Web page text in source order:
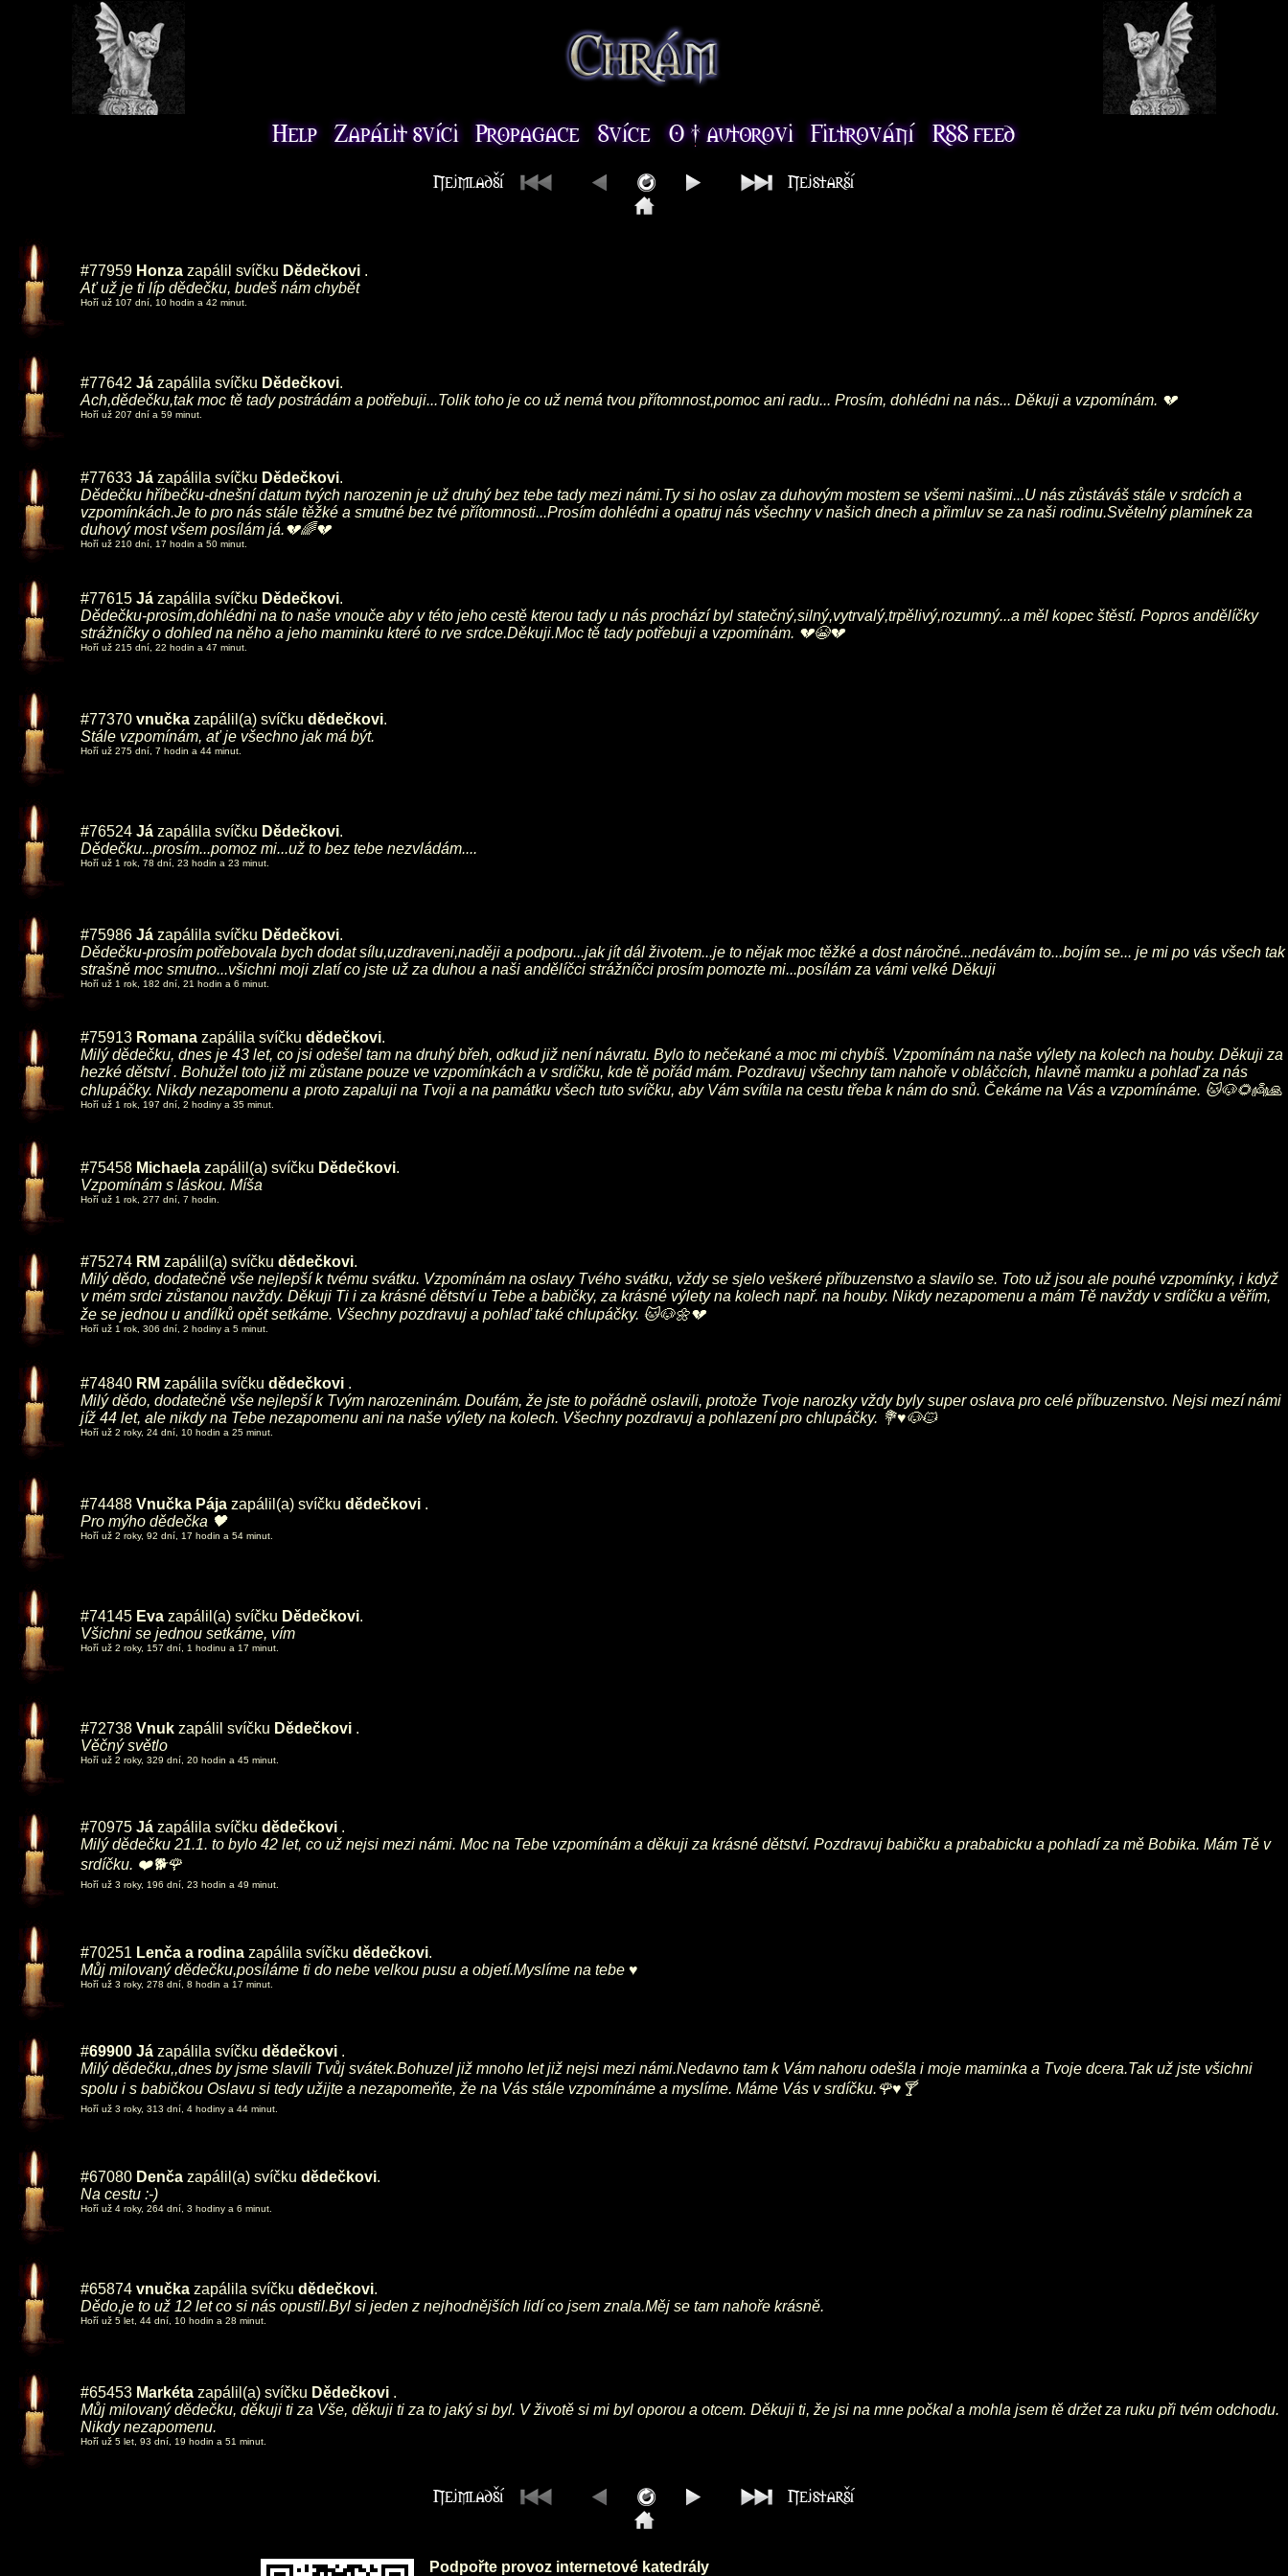
#77959 Honza zapálil svíčku Dědečkovi .
Ať už je ti líp dědečku, budeš nám chybět
Hoří už 107 dní, 10 hodin a 42 minut.
#77642 Já zapálila svíčku Dědečkovi.
Ach,dědečku,tak moc tě tady postrádám a potřebuji...Tolik toho je co už nemá tvou přítomnost,pomoc ani radu... Prosím, dohlédni na nás... Děkuji a vzpomínám. 💔
Hoří už 207 dní a 59 minut.
#77633 Já zapálila svíčku Dědečkovi.
Dědečku hříbečku-dnešní datum tvých narozenin je už druhý bez tebe tady mezi námi.Ty si ho oslav za duhovým mostem se všemi našimi...U nás zůstáváš stále v srdcích a
vzpomínkách.Je to pro nás stále těžké a smutné bez tvé přítomnosti...Prosím dohlédni a opatruj nás všechny v našich dnech a přimluv se za naši rodinu.Světelný plamínek za
duhový most všem posílám já.💔🌈💔
Hoří už 210 dní, 17 hodin a 50 minut.
#77615 Já zapálila svíčku Dědečkovi.
Dědečku-prosím,dohlédni na to naše vnouče aby v této jeho cestě kterou tady u nás prochází byl statečný,silný,vytrvalý,trpělivý,rozumný...a měl kopec štěstí. Popros andělíčky
strážníčky o dohled na něho a jeho maminku které to rve srdce.Děkuji.Moc tě tady potřebuji a vzpomínám. 💔😭💔
Hoří už 215 dní, 22 hodin a 47 minut.
#77370 vnučka zapálil(a) svíčku dědečkovi.
Stále vzpomínám, ať je všechno jak má být.
Hoří už 275 dní, 7 hodin a 44 minut.
#76524 Já zapálila svíčku Dědečkovi.
Dědečku...prosím...pomoz mi...už to bez tebe nezvládám....
Hoří už 1 rok, 78 dní, 23 hodin a 23 minut.
#75986 Já zapálila svíčku Dědečkovi.
Dědečku-prosím potřebovala bych dodat sílu,uzdraveni,naději a podporu...jak jít dál životem...je to nějak moc těžké a dost náročné...nedávám to...bojím se... je mi po vás všech tak
strašně moc smutno...všichni moji zlatí co jste už za duhou a naši andělíčci strážníčci prosím pomozte mi...posílám za vámi velké Děkuji
Hoří už 1 rok, 182 dní, 21 hodin a 6 minut.
#75913 Romana zapálila svíčku dědečkovi.
Milý dědečku, dnes je 43 let, co jsi odešel tam na druhý břeh, odkud již není návratu. Bylo to nečekané a moc mi chybíš. Vzpomínám na naše výlety na kolech na houby. Děkuji za
hezké dětství . Bohužel toto již mi zůstane pouze ve vzpomínkách a v srdíčku, kde tě pořád mám. Pozdravuj všechny tam nahoře v obláčcích, hlavně mamku a pohlaď za nás
chlupáčky. Nikdy nezapomenu a proto zapaluji na Tvoji a na památku všech tuto svíčku, aby Vám svítila na cestu třeba k nám do snů. Čekáme na Vás a vzpomínáme. 🐱🐶🌻👼🙏
Hoří už 1 rok, 197 dní, 2 hodiny a 35 minut.
#75458 Michaela zapálil(a) svíčku Dědečkovi.
Vzpomínám s láskou. Míša
Hoří už 1 rok, 277 dní, 7 hodin.
#75274 RM zapálil(a) svíčku dědečkovi.
Milý dědo, dodatečně vše nejlepší k tvému svátku. Vzpomínám na oslavy Tvého svátku, vždy se sjelo veškeré příbuzenstvo a slavilo se. Toto už jsou ale pouhé vzpomínky, i když
v mém srdci zůstanou navždy. Děkuji Ti i za krásné dětství u Tebe a babičky, za krásné výlety na kolech např. na houby. Nikdy nezapomenu a mám Tě navždy v srdíčku a věřím,
že se jednou u andílků opět setkáme. Všechny pozdravuj a pohlaď také chlupáčky. 🐱🐶🌼💔
Hoří už 1 rok, 306 dní, 2 hodiny a 5 minut.
#74840 RM zapálila svíčku dědečkovi .
Milý dědo, dodatečně vše nejlepší k Tvým narozeninám. Doufám, že jste to pořádně oslavili, protože Tvoje narozky vždy byly super oslava pro celé příbuzenstvo. Nejsi mezí námi
jíž 44 let, ale nikdy na Tebe nezapomenu ani na naše výlety na kolech. Všechny pozdravuj a pohlazení pro chlupáčky. 💐♥️🐶🐱
Hoří už 2 roky, 24 dní, 10 hodin a 25 minut.
#74488 Vnučka Pája zapálil(a) svíčku dědečkovi .
Pro mýho dědečka 🖤
Hoří už 2 roky, 92 dní, 17 hodin a 54 minut.
#74145 Eva zapálil(a) svíčku Dědečkovi.
Všichni se jednou setkáme, vím
Hoří už 2 roky, 157 dní, 1 hodinu a 17 minut.
#72738 Vnuk zapálil svíčku Dědečkovi .
Věčný světlo
Hoří už 2 roky, 329 dní, 20 hodin a 45 minut.
#70975 Já zapálila svíčku dědečkovi .
Milý dědečku 21.1. to bylo 42 let, co už nejsi mezi námi. Moc na Tebe vzpomínám a děkuji za krásné dětství. Pozdravuj babičku a prababicku a pohladí za mě Bobika. Mám Tě v
srdíčku. ❤️🐕🌹
Hoří už 3 roky, 196 dní, 23 hodin a 49 minut.
#70251 Lenča a rodina zapálila svíčku dědečkovi.
Můj milovaný dědečku,posíláme ti do nebe velkou pusu a objetí.Myslíme na tebe ♥
Hoří už 3 roky, 278 dní, 8 hodin a 17 minut.
#69900 Já zapálila svíčku dědečkovi .
Milý dědečku,,dnes by jsme slavili Tvůj svátek.Bohuzel již mnoho let již nejsi mezi námi.Nedavno tam k Vám nahoru odešla i moje maminka a Tvoje dcera.Tak už jste všichni
spolu i s babičkou Oslavu si tedy užijte a nezapomeňte, že na Vás stále vzpomínáme a myslíme. Máme Vás v srdíčku.🌹♥️🍸
Hoří už 3 roky, 313 dní, 4 hodiny a 44 minut.
#67080 Denča zapálil(a) svíčku dědečkovi.
Na cestu :-)
Hoří už 4 roky, 264 dní, 3 hodiny a 6 minut.
#65874 vnučka zapálila svíčku dědečkovi.
Dědo,je to už 12 let co si nás opustil.Byl si jeden z nejhodnějších lidí co jsem znala.Měj se tam nahoře krásně.
Hoří už 5 let, 44 dní, 10 hodin a 28 minut.
#65453 Markéta zapálil(a) svíčku Dědečkovi .
Můj milovaný dědečku, děkuji ti za Vše, děkuji ti za to jaký si byl. V životě si mi byl oporou a otcem. Děkuji ti, že jsi na mne počkal a mohla jsem tě držet za ruku při tvém odchodu.
Nikdy nezapomenu.
Hoří už 5 let, 93 dní, 19 hodin a 51 minut.
Podpořte provoz internetové katedrály